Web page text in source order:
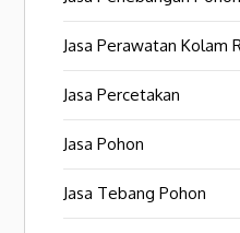
Jasa Perawatan Kolam
Jasa Percetakan
Jasa Pohon
Jasa Tebang Pohon